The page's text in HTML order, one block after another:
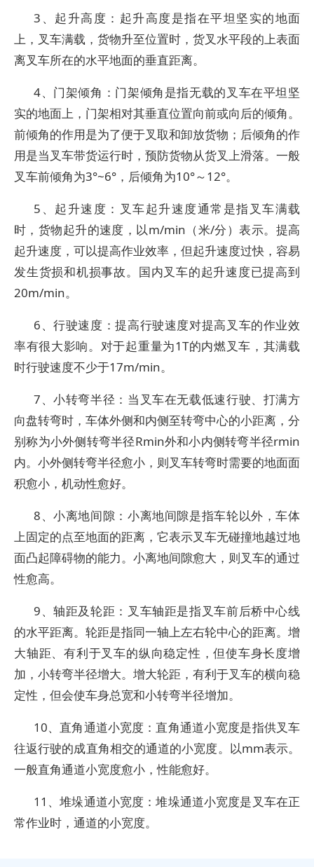
3、起升高度：起升高度是指在平坦坚实的地面
上，叉车满载，货物升至位置时，货叉水平段的上表面
离叉车所在的水平地面的垂直距离。
4、门架倾角：门架倾角是指无载的叉车在平坦坚
实的地面上，门架相对其垂直位置向前或向后的倾角。
前倾角的作用是为了便于叉取和卸放货物；后倾角的作
用是当叉车带货运行时，预防货物从货叉上滑落。一般
叉车前倾角为3°~6°，后倾角为10°～12°。
5、起升速度：叉车起升速度通常是指叉车满载
时，货物起升的速度，以m/min（米/分）表示。提高
起升速度，可以提高作业效率，但起升速度过快，容易
发生货损和机损事故。国内叉车的起升速度已提高到
20m/min。
6、行驶速度：提高行驶速度对提高叉车的作业效
率有很大影响。对于起重量为1T的内燃叉车，其满载
时行驶速度不少于17m/min。
7、小转弯半径：当叉车在无载低速行驶、打满方
向盘转弯时，车体外侧和内侧至转弯中心的小距离，分
别称为小外侧转弯半径Rmin外和小内侧转弯半径rmin
内。小外侧转弯半径愈小，则叉车转弯时需要的地面面
积愈小，机动性愈好。
8、小离地间隙：小离地间隙是指车轮以外，车体
上固定的点至地面的距离，它表示叉车无碰撞地越过地
面凸起障碍物的能力。小离地间隙愈大，则叉车的通过
性愈高。
9、轴距及轮距：叉车轴距是指叉车前后桥中心线
的水平距离。轮距是指同一轴上左右轮中心的距离。增
大轴距、有利于叉车的纵向稳定性，但使车身长度增
加，小转弯半径增大。增大轮距，有利于叉车的横向稳
定性，但会使车身总宽和小转弯半径增加。
10、直角通道小宽度：直角通道小宽度是指供叉车
往返行驶的成直角相交的通道的小宽度。以mm表示。
一般直角通道小宽度愈小，性能愈好。
11、堆垛通道小宽度：堆垛通道小宽度是叉车在正
常作业时，通道的小宽度。